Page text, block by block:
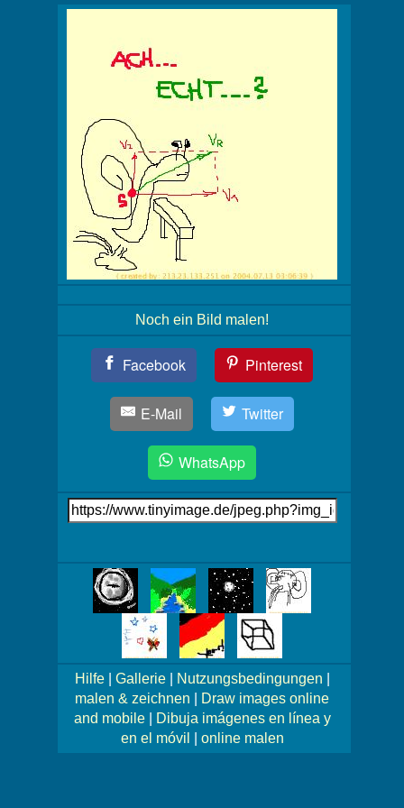
Noch ein Bild malen!
Facebook Pinterest
E-Mail Twitter
WhatsApp
Link
auf's
Bilder!
Hilfe| Gallerie| Nutzungsbedingungen
malen & zeichnen
Draw images online
and mobile|
Dibuja imágenes en línea y
en el móvil
online malen